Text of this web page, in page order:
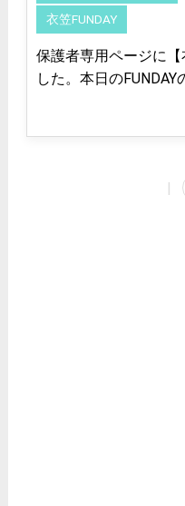
衣笠FUNDAY
保護者専用ページに【
した。本日のFUNDAY
|